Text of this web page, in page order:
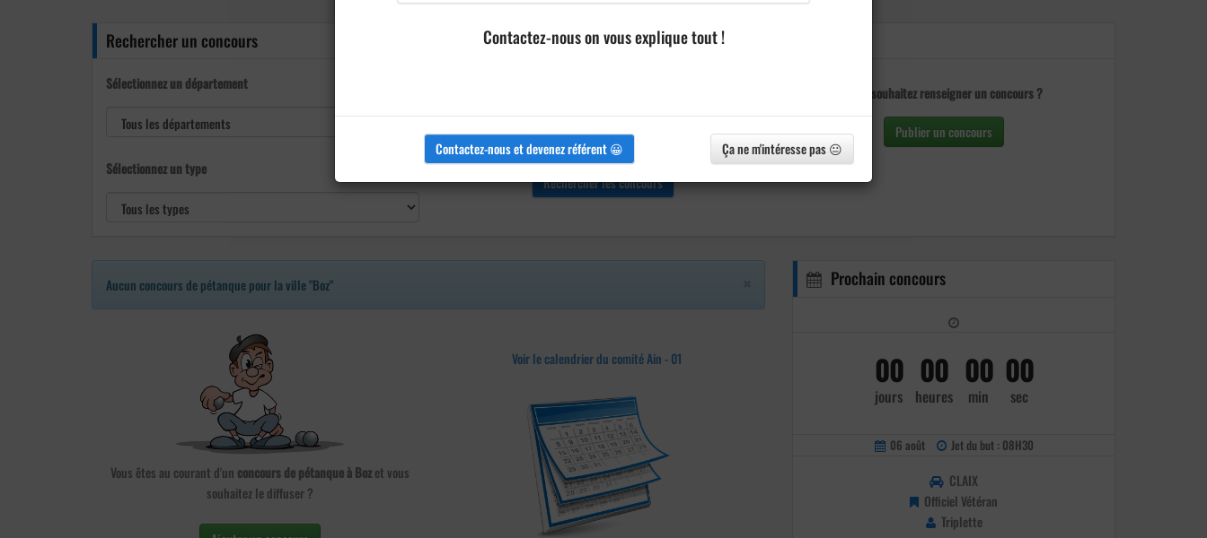
Rechercher un concours
Sélectionnez un département
Sélectionnez un type
Vous souhaitez renseigner un concours ?
Publier un concours
Aucun concours de pétanque pour la ville "Boz"
Vous êtes au courant d'un concours de pétanque à Bozet vous
souhaitez le diffuser ?
Voir le calendrier du comité Ain - 01
Prochain concours
00
jours
00
heures
00
min
00
sec
06 août Jet du but : 08H30
CLAIX
Officiel Vétéran
Triplette
Contactez-nous on vous explique tout !
Contactez-nous et devenez référent 😀 Ça ne m'intéresse pas 😐